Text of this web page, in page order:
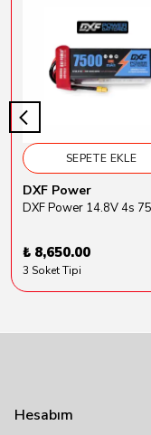
SEPETE EKLE
DXF Power
₺ 8,650.00
3 Soket Tipi
Hesabım